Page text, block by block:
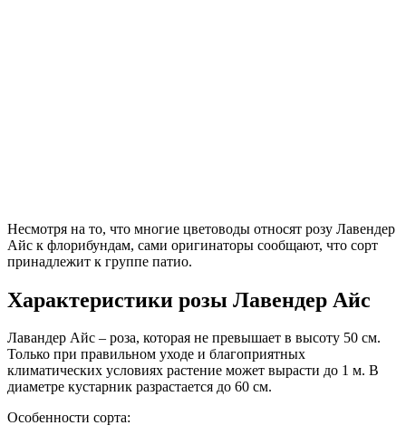
Несмотря на то, что многие цветоводы относят розу Лавендер
Айс к флорибундам, сами оригинаторы сообщают, что сорт
принадлежит к группе патио.
Характеристики розы Лавендер Айс
Лавандер Айс – роза, которая не превышает в высоту 50 см.
Только при правильном уходе и благоприятных
климатических условиях растение может вырасти до 1 м. В
диаметре кустарник разрастается до 60 см.
Особенности сорта: